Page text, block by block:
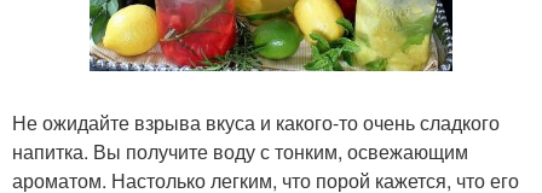
Не ожидайте взрыва вкуса и какого-то очень сладкого
напитка. Вы получите воду с тонким, освежающим
ароматом. Настолько легким, что порой кажется, что его